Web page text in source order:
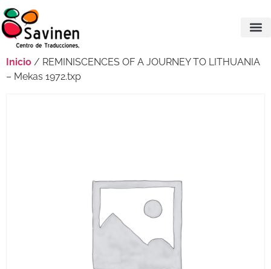
Inicio / REMINISCENCES OF A JOURNEY TO LITHUANIA
– Mekas 1972.txp